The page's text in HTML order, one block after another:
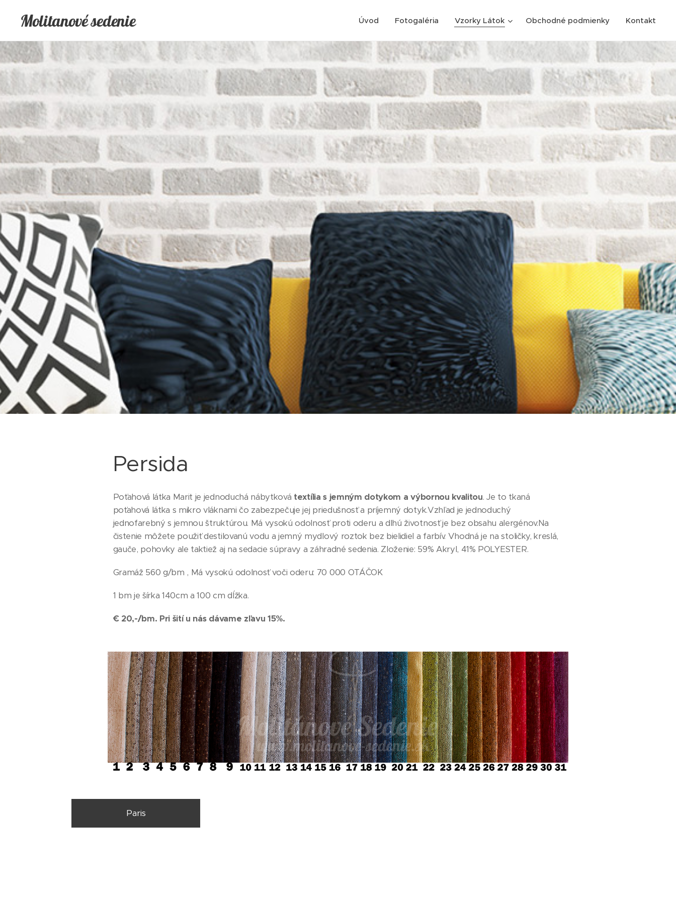
Molitanové sedenie Úvod Fotogaléria Vzorky Látok Obchodné podmienky Kontakt
Persida
Poťahová látka Marit je jednoduchá nábytková textília s jemným dotykom a výbornou kvalitou. Je to tkaná
poťahová látka s mikro vláknami čo zabezpečuje jej priedušnosť a príjemný dotyk.Vzhľad je jednoduchý
jednofarebný s jemnou štruktúrou. Má vysokú odolnosť proti oderu a dlhú životnosť je bez obsahu alergénov.Na
čistenie môžete použiť destilovanú vodu a jemný mydlový roztok bez bielidiel a farbív. Vhodná je na stoličky, kreslá,
gauče, pohovky ale taktiež aj na sedacie súpravy a záhradné sedenia. Zloženie: 59% Akryl, 41% POLYESTER.
Gramáž 560 g/bm , Má vysokú odolnosť voči oderu: 70 000 OTÁČOK
1 bm je šírka 140cm a 100 cm dĺžka.
€ 20,-/bm. Pri šití u nás dávame zľavu 15%.
Paris